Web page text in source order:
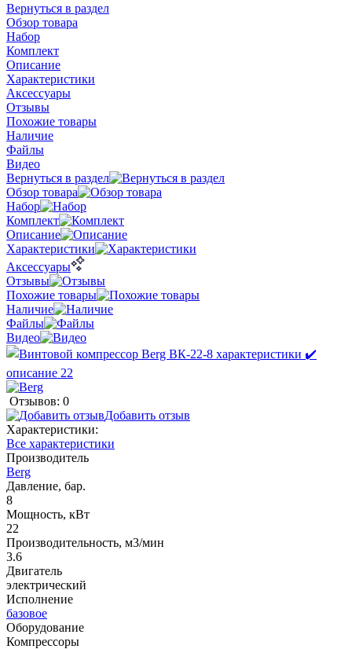
Вернуться в раздел
Обзор товара
Набор
Комплект
Описание
Характеристики
Аксессуары
Отзывы
Похожие товары
Наличие
Файлы
Видео
Вернуться в раздел
Обзор товара
Набор
Комплект
Описание
Характеристики
Аксессуары
Отзывы
Похожие товары
Наличие
Файлы
Видео
Отзывов: 0
Добавить отзыв
Характеристики:
Все характеристики
Производитель
Berg
Давление, бар.
8
Мощность, кВт
22
Производительность, м3/мин
3.6
Двигатель
электрический
Исполнение
базовое
Оборудование
Компрессоры